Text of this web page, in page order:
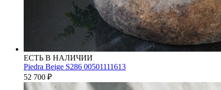
ЕСТЬ В НАЛИЧИИ
Piedra Beige S286 00501111613
52 700 ₽